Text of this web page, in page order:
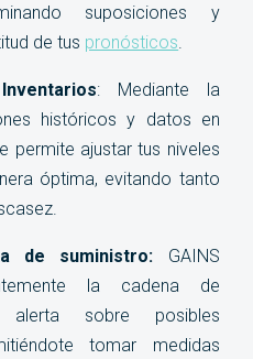
suposiciones y
de tus pronósticos
: Mediante la
históricos y datos en
permite ajustar tus niveles
óptima, evitando tanto
de suministro:
GAINS
la cadena de
sobre posibles
tomar medidas